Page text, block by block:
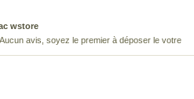
wstore
Aucun avis, soyez le premier à déposer le votre